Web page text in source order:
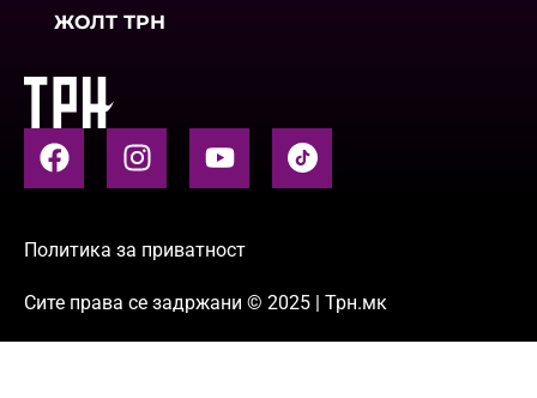
ЖОЛТ ТРН
Политика за приватност
Сите права се задржани © 2025 | Трн.мк